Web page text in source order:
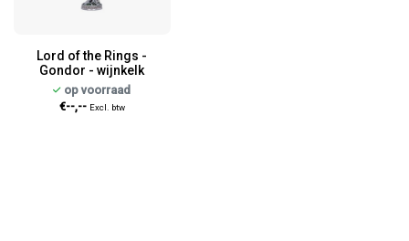
Lord of the Rings -
Gondor - wijnkelk
op voorraad
€--,-- Excl. btw